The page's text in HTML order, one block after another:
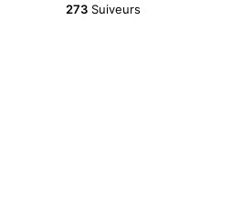
273 Suiveurs